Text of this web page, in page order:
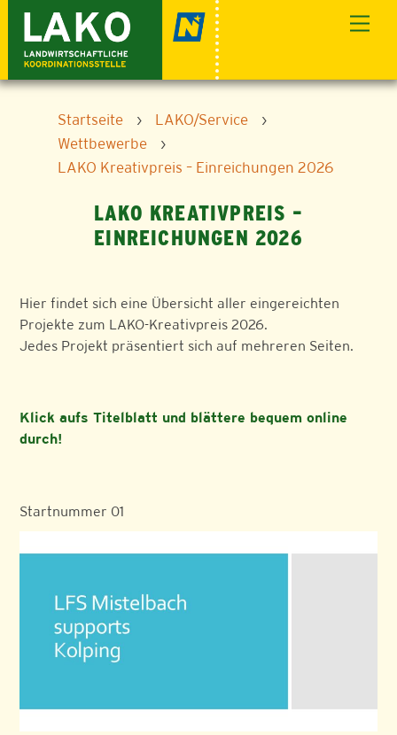
content
Startseite › LAKO/Service
›
Wettbewerbe
›
LAKO Kreativpreis – Einreichungen 2026
LAKO KREATIVPREIS –
EINREICHUNGEN 2026
Hier findet sich eine Übersicht aller eingereichten
Projekte zum LAKO-Kreativpreis 2026.
Jedes Projekt präsentiert sich auf mehreren Seiten.
Klick aufs Titelblatt und blättere bequem online
durch!
Startnummer 01